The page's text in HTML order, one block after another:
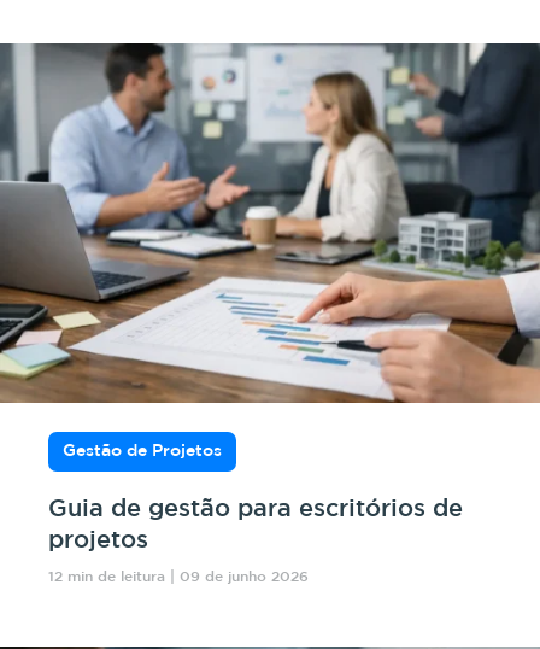
Gestão de Projetos
Guia de gestão para escritórios de
projetos
12 min de leitura | 09 de junho 2026